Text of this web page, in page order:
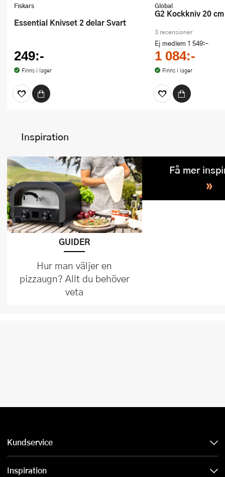
Fiskars
Essential Knivset 2 delar Svart
249:-
Finns i lager
Global
G2 Kockkniv 20 cm
3 recensioner
Ej medlem 1 549:-
1 084:-
Finns i lager
Inspiration
GUIDER
Hur man väljer en
pizzaugn? Allt du behöver
veta
Få mer
»
Kundservice
Inspiration